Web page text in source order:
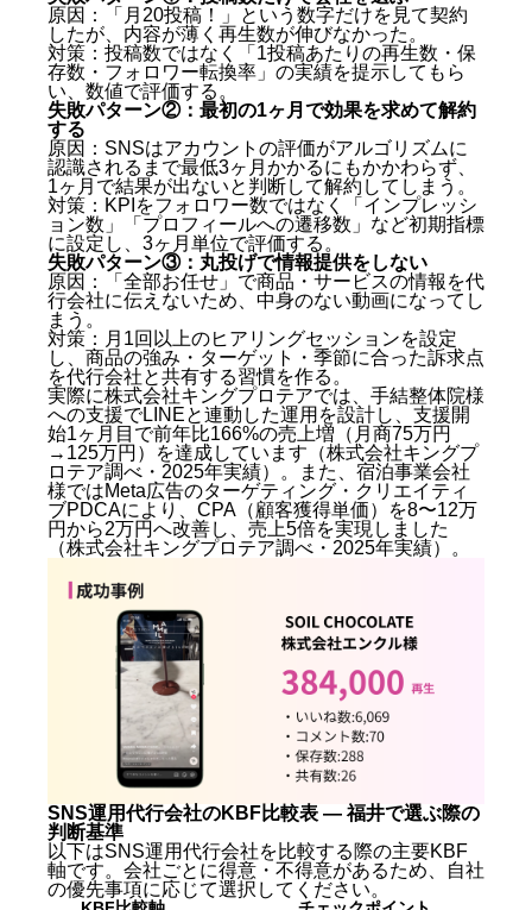
原因：「月20投稿！」という数字だけを見て契約
したが、内容が薄く再生数が伸びなかった。
対策：投稿数ではなく「1投稿あたりの再生数・保
存数・フォロワー転換率」の実績を提示してもら
い、数値で評価する。
失敗パターン②：最初の1ヶ月で効果を求めて解約
する
原因：SNSはアカウントの評価がアルゴリズムに
認識されるまで最低3ヶ月かかるにもかかわらず、
1ヶ月で結果が出ないと判断して解約してしまう。
対策：KPIをフォロワー数ではなく「インプレッシ
ョン数」「プロフィールへの遷移数」など初期指標
に設定し、3ヶ月単位で評価する。
失敗パターン③：丸投げで情報提供をしない
原因：「全部お任せ」で商品・サービスの情報を代
行会社に伝えないため、中身のない動画になってし
まう。
対策：月1回以上のヒアリングセッションを設定
し、商品の強み・ターゲット・季節に合った訴求点
を代行会社と共有する習慣を作る。
実際に株式会社キングプロテアでは、手結整体院様
への支援でLINEと連動した運用を設計し、支援開
始1ヶ月目で前年比166%の売上増（月商75万円
→125万円）を達成しています（株式会社キングプ
ロテア調べ・2025年実績）。また、宿泊事業会社
様ではMeta広告のターゲティング・クリエイティ
ブPDCAにより、CPA（顧客獲得単価）を8〜12万
円から2万円へ改善し、売上5倍を実現しました
（株式会社キングプロテア調べ・2025年実績）。
SNS運用代行会社のKBF比較表 — 福井で選ぶ際の
判断基準
以下はSNS運用代行会社を比較する際の主要KBF
軸です。会社ごとに得意・不得意があるため、自社
の優先事項に応じて選択してください。
福井でSNS運用代行が必要な理由とは — 2026年最新
版の市場背景
SNS集客の重要性を示すデータ
福井SNS運用代行の費用相場 — プラン別の料金を徹
底比較
福井SNS運用代行を選ぶ前に確認すべき5つの
KBF（比較軸）
福井でSNS運用代行に失敗する典型パターン3選と対
SNS運用代行会社のKBF比較表 — 福井で選ぶ際の判
福井でSNS運用代行を依頼する際の流れ — 初めてで
も安心の手順
福井のSNS運用代行に関するよくある質問（FAQ）
Q. 福井のSNS運用代行の費用相場はいくらです
Q. 福井に対応できるSNS運用代行会社はあります
か？
Q. TikTokとInstagramのどちらから始めるべきです
か？